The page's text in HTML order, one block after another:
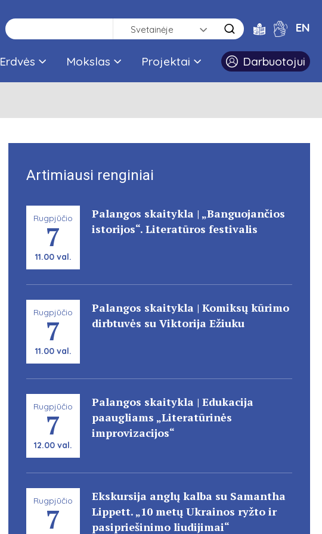
Svetainėje EN
Erdvės Mokslas Projektai Darbuotojui
Artimiausi renginiai
Rugpjūčio
7
11.00 val.
Palangos skaitykla | „Banguojančios
istorijos“. Literatūros festivalis
Rugpjūčio
7
11.00 val.
Palangos skaitykla | Komiksų kūrimo
dirbtuvės su Viktorija Ežiuku
Rugpjūčio
7
12.00 val.
Palangos skaitykla | Edukacija
paaugliams „Literatūrinės
improvizacijos“
Rugpjūčio
7
Ekskursija anglų kalba su Samantha
Lippett. „10 metų Ukrainos ryžto ir
pasipriešinimo liudijimai“